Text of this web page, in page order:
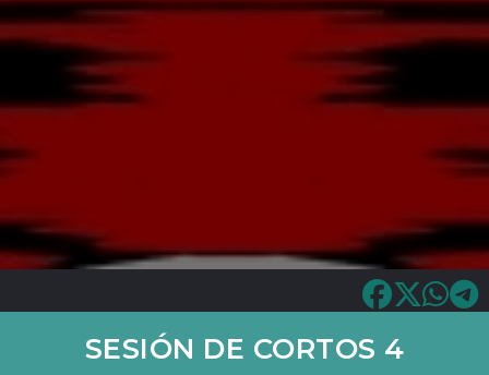
SESIÓN DE CORTOS 4